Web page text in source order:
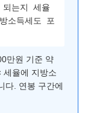
는지 세율
소득세도 포
만원 기준 약
세율에 지방소
다. 연봉 구간에